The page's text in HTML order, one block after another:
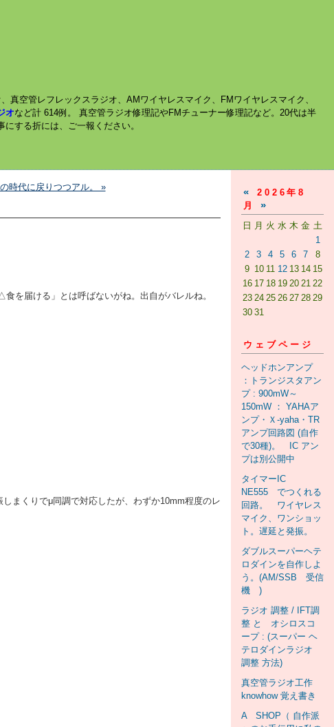
空管レフレックスラジオ、AMワイヤレスマイク、FMワイヤレスマイク、
オなど計 614例。 真空管ラジオ修理記やFMチューナー修理記など。20代は半
する折には、ご一報ください。
時代に戻りつつアル。 »
を届ける」とは呼ばないがね。出自がバレルね。
まくりでμ同調で対応したが、わずか10mm程度のレ
« 2026年8
月
»
日 月 火 水 木 金 土
1
2
3 4 5 6 7
8
9 10 11 12 13 14 15
16 17 18 19 20 21 22
23 24 25 26 27 28 29
30 31
ウェブページ
ヘッドホンアンプ
：トランジスタアン
プ : 900mW～
150mW ： YAHAア
ンプ・Ｘ-yaha・TR
アンプ回路図 (自作
で30種)。 IC アン
プは別公開中
タイマーIC
NE555 でつくれる
回路。 ワイヤレス
マイク、ワンショッ
ト。遅延と発振。
ダブルスーパーヘテ
ロダインを自作しよ
う。(AM/SSB 受信
機 )
ラジオ 調整 / IFT調
整 と オシロスコ
ープ : (スーパー ヘ
テロダインラジオ
調整 方法)
真空管ラジオ工作
knowhow 覚え書き
A SHOP（ 自作派